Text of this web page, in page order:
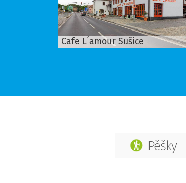
Cafe L´amour Sušice
Pěšky